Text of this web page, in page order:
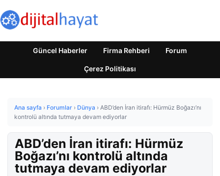
Güncel Haberler Firma Rehberi Forum
Çerez Politikası
Ana sayfa › Forumlar › Dünya › ABD’den İran itirafı: Hürmüz Boğazı’nı
kontrolü altında tutmaya devam ediyorlar
ABD’den İran itirafı: Hürmüz
Boğazı’nı kontrolü altında
tutmaya devam ediyorlar